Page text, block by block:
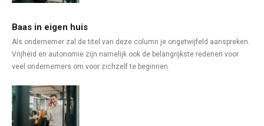
Baas in eigen huis
Als ondernemer zal de titel van deze column je ongetwijfeld aanspreken.
Vrijheid en autonomie zijn namelijk ook de belangrijkste redenen voor
veel ondernemers om voor zichzelf te beginnen.